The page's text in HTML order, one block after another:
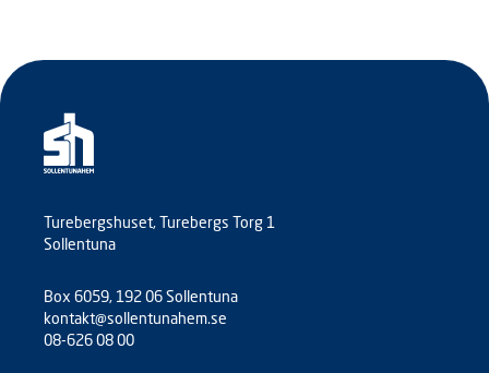
Turebergshuset, Turebergs Torg 1
Sollentuna
Box 6059, 192 06 Sollentuna
kontakt@sollentunahem.se
08-626 08 00